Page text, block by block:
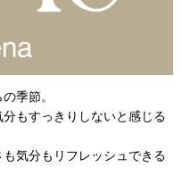
季節。
もすっきりしないと感じる
気分もリフレッシュできる